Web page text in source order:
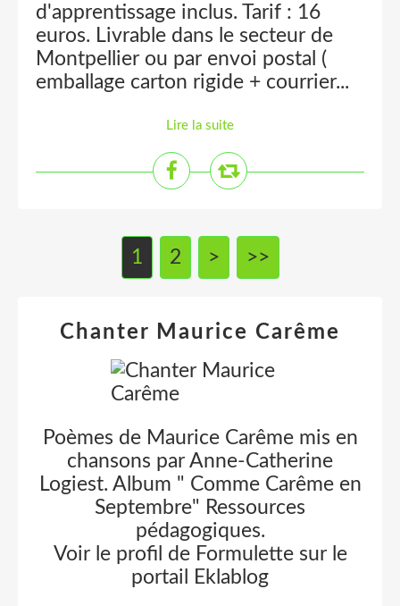
d'apprentissage inclus. Tarif : 16
euros. Livrable dans le secteur de
Montpellier ou par envoi postal (
emballage carton rigide + courrier...
Lire la suite
1 2 > >>
Chanter Maurice Carême
Poèmes de Maurice Carême mis en
chansons par Anne-Catherine
Logiest. Album " Comme Carême en
Septembre" Ressources
pédagogiques.
Voir le profil de Formulettesur le
portail Eklablog